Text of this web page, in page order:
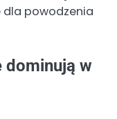
dla powodzenia
dominują w